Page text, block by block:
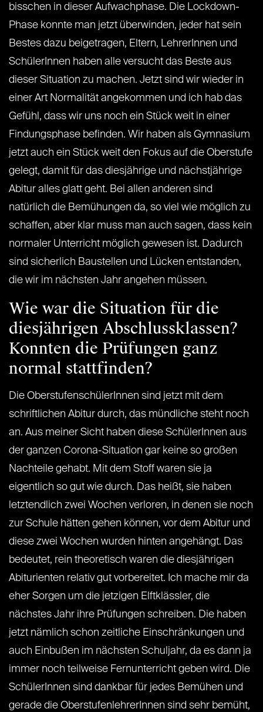
bisschen in dieser Aufwachphase. Die Lockdown-
Phase konnte man jetzt überwinden, jeder hat sein
Bestes dazu beigetragen, Eltern, LehrerInnen und
SchülerInnen haben alle versucht das Beste aus
dieser Situation zu machen. Jetzt sind wir wieder in
einer Art Normalität angekommen und ich hab das
Gefühl, dass wir uns noch ein Stück weit in einer
Findungsphase befinden. Wir haben als Gymnasium
jetzt auch ein Stück weit den Fokus auf die Oberstufe
gelegt, damit für das diesjährige und nächstjährige
Abitur alles glatt geht. Bei allen anderen sind
natürlich die Bemühungen da, so viel wie möglich zu
schaffen, aber klar muss man auch sagen, dass kein
normaler Unterricht möglich gewesen ist. Dadurch
sind sicherlich Baustellen und Lücken entstanden,
die wir im nächsten Jahr angehen müssen.
Wie war die Situation für die
diesjährigen Abschlussklassen?
Konnten die Prüfungen ganz
normal stattfinden?
Die OberstufenschülerInnen sind jetzt mit dem
schriftlichen Abitur durch, das mündliche steht noch
an. Aus meiner Sicht haben diese SchülerInnen aus
der ganzen Corona-Situation gar keine so großen
Nachteile gehabt. Mit dem Stoff waren sie ja
eigentlich so gut wie durch. Das heißt, sie haben
letztendlich zwei Wochen verloren, in denen sie noch
zur Schule hätten gehen können, vor dem Abitur und
diese zwei Wochen wurden hinten angehängt. Das
bedeutet, rein theoretisch waren die diesjährigen
Abiturienten relativ gut vorbereitet. Ich mache mir da
eher Sorgen um die jetzigen Elftklässler, die
nächstes Jahr ihre Prüfungen schreiben. Die haben
jetzt nämlich schon zeitliche Einschränkungen und
auch Einbußen im nächsten Schuljahr, da es dann ja
immer noch teilweise Fernunterricht geben wird. Die
SchülerInnen sind dankbar für jedes Bemühen und
gerade die OberstufenlehrerInnen sind sehr bemüht,